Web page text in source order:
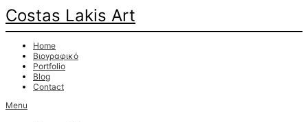
Costas Lakis Art
Home
Βιογραφικό
Portfolio
Blog
Contact
Menu